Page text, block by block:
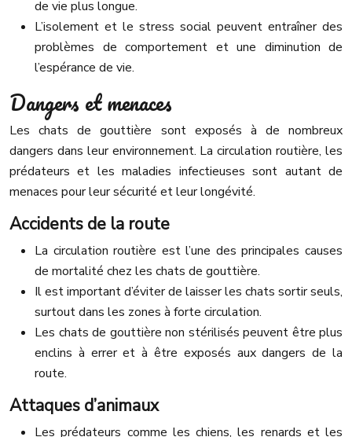
de vie plus longue.
L’isolement et le stress social peuvent entraîner des
problèmes de comportement et une diminution de
l’espérance de vie.
Dangers et menaces
Les chats de gouttière sont exposés à de nombreux
dangers dans leur environnement. La circulation routière, les
prédateurs et les maladies infectieuses sont autant de
menaces pour leur sécurité et leur longévité.
Accidents de la route
La circulation routière est l’une des principales causes
de mortalité chez les chats de gouttière.
Il est important d’éviter de laisser les chats sortir seuls,
surtout dans les zones à forte circulation.
Les chats de gouttière non stérilisés peuvent être plus
enclins à errer et à être exposés aux dangers de la
route.
Attaques d’animaux
Les prédateurs comme les chiens, les renards et les